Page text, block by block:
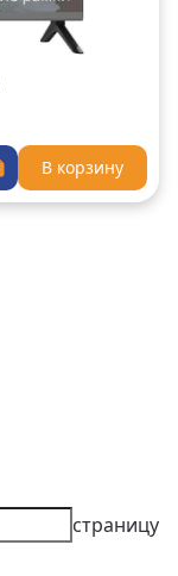
В корзину
страницу